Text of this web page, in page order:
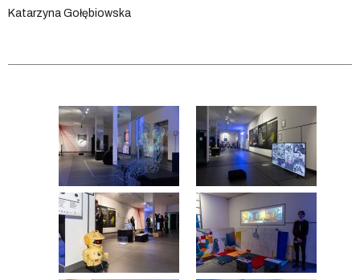
Katarzyna Gołębiowska